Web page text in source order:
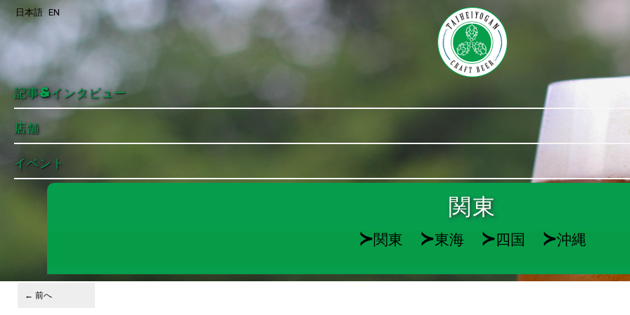
メインコンテンツへ移動
サブコンテンツへ移動
記事&インタビュー
店舗
イベント
日本語 EN
関東
≻関東 ≻東海 ≻四国 ≻沖縄
投稿ナビゲーション
← 前へ